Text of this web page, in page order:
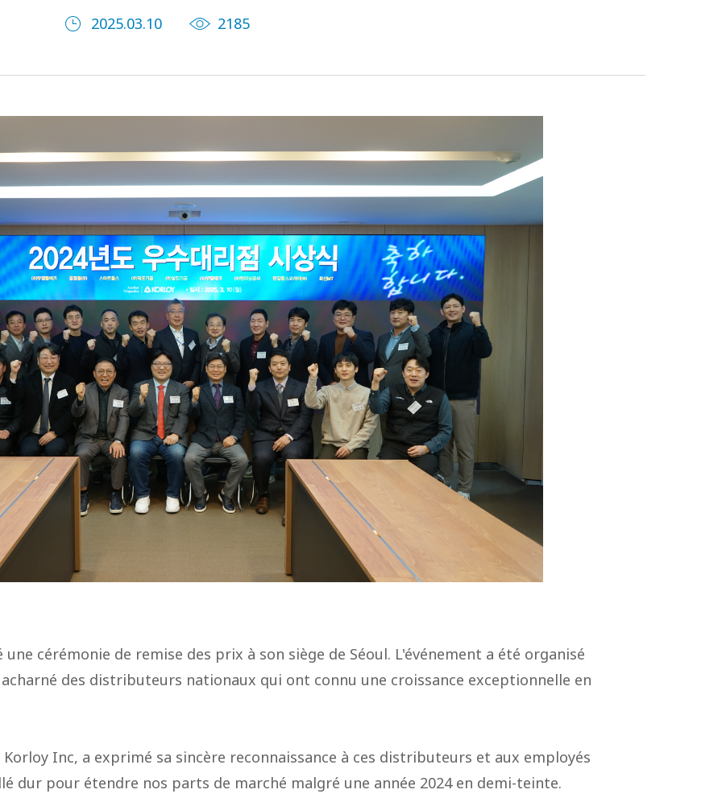
2025.03.10 2185
cérémonie de remise des prix à son siège de Séoul. L'événement a été organisé
des distributeurs nationaux qui ont connu une croissance exceptionnelle en
Inc, a exprimé sa sincère reconnaissance à ces distributeurs et aux employés
dur pour étendre nos parts de marché malgré une année 2024 en demi-teinte.